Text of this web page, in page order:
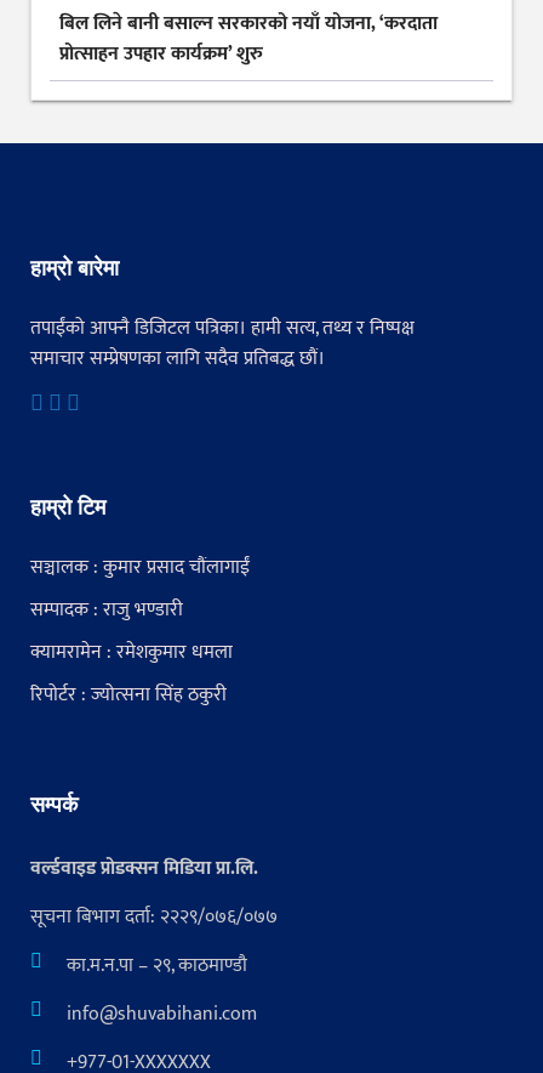
बिल लिने बानी बसाल्न सरकारको नयाँ योजना, ‘करदाता
प्रोत्साहन उपहार कार्यक्रम’ शुरु
हाम्रो बारेमा
तपाईंको आफ्नै डिजिटल पत्रिका। हामी सत्य, तथ्य र निष्पक्ष
समाचार सम्प्रेषणका लागि सदैव प्रतिबद्ध छौं।
हाम्रो टिम
सञ्चालक : कुमार प्रसाद चौंलागाईं
सम्पादक : राजु भण्डारी
क्यामरामेन : रमेशकुमार धमला
रिपोर्टर : ज्योत्सना सिंह ठकुरी
सम्पर्क
वर्ल्डवाइड प्रोडक्सन मिडिया प्रा.लि.
सूचना बिभाग दर्ता: २२२९/०७६/०७७
का.म.न.पा – २९, काठमाण्डौ
info@shuvabihani.com
+977-01-XXXXXXX